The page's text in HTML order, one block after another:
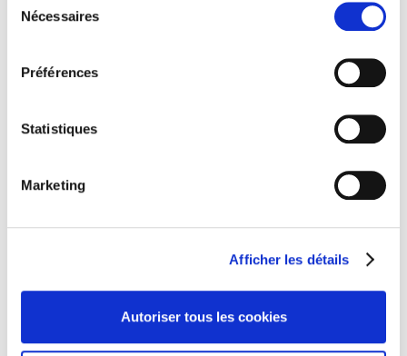
Nécessaires
Préférences
Statistiques
Marketing
Afficher les détails
Autoriser tous les cookies